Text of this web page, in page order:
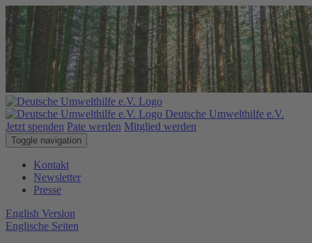
Deutsche Umwelthilfe e.V.
Jetzt spenden Pate werden Mitglied werden
Toggle navigation
Kontakt
Newsletter
Presse
English Version
Englische Seiten